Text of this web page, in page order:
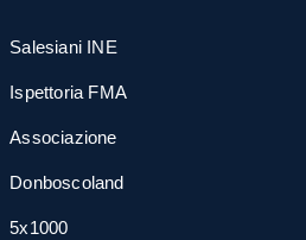
Salesiani INE
Ispettoria FMA
Associazione
Donboscoland
5x1000